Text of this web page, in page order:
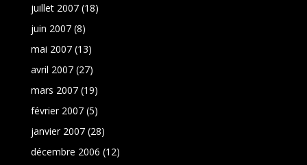
juillet 2007(18)
juin 2007(8)
mai 2007(13)
avril 2007(27)
mars 2007(19)
février 2007(5)
janvier 2007(28)
décembre 2006 (12)